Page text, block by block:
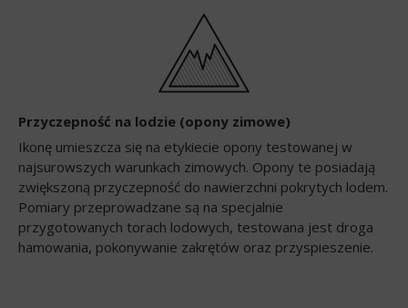
Przyczepność na lodzie (opony zimowe)
Ikonę umieszcza się na etykiecie opony testowanej w
najsurowszych warunkach zimowych. Opony te posiadają
zwiększoną przyczepność do nawierzchni pokrytych lodem.
Pomiary przeprowadzane są na specjalnie
przygotowanych torach lodowych, testowana jest droga
hamowania, pokonywanie zakrętów oraz przyspieszenie.